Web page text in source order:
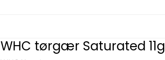
WHC tørgær Saturated 11g